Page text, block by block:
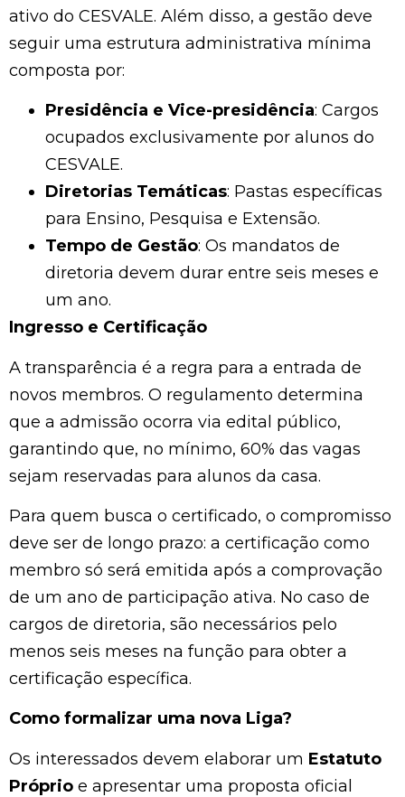
ativo do CESVALE. Além disso, a gestão deve
seguir uma estrutura administrativa mínima
composta por:
Presidência e Vice-presidência: Cargos
ocupados exclusivamente por alunos do
CESVALE.
Diretorias Temáticas: Pastas específicas
para Ensino, Pesquisa e Extensão.
Tempo de Gestão: Os mandatos de
diretoria devem durar entre seis meses e
um ano.
Ingresso e Certificação
A transparência é a regra para a entrada de
novos membros. O regulamento determina
que a admissão ocorra via edital público,
garantindo que, no mínimo, 60% das vagas
sejam reservadas para alunos da casa.
Para quem busca o certificado, o compromisso
deve ser de longo prazo: a certificação como
membro só será emitida após a comprovação
de um ano de participação ativa. No caso de
cargos de diretoria, são necessários pelo
menos seis meses na função para obter a
certificação específica.
Como formalizar uma nova Liga?
Os interessados devem elaborar um Estatuto
Próprio e apresentar uma proposta oficial